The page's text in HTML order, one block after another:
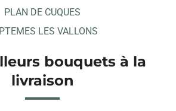
PLAN DE CUQUES
LES VALLONS
bouquets à la
livraison